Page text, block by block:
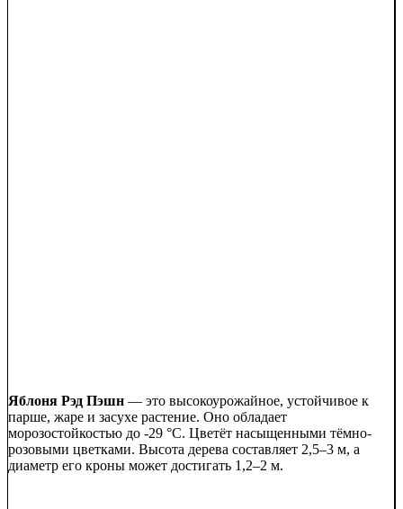
Яблоня Рэд Пэшн — это высокоурожайное, устойчивое к
парше, жаре и засухе растение. Оно обладает
морозостойкостью до -29 °C. Цветёт насыщенными тёмно-
розовыми цветками. Высота дерева составляет 2,5–3 м, а
диаметр его кроны может достигать 1,2–2 м.